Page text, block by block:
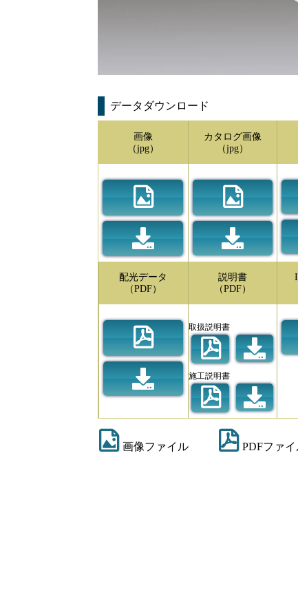
データダウンロード
画像
（jpg）
カタログ画像
（jpg）
配光データ
（PDF）
説明書
（PDF）
取扱説明書
施工説明書
画像ファイル PDFファ